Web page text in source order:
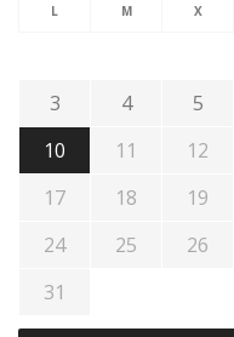
L M X
3
4 5
10
11 12
17
18 19
24
25 26
31